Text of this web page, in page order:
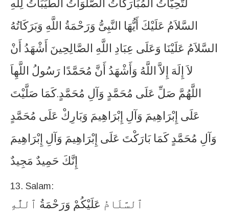
لتَّحِيَّاتُ الْمُبَارَكَاتُ الصَّلَوَاتُ الطَّيِّبَاتُ لِلَّهِ
السَّلاَمُ عَلَيْكَ أَيُّهَا النَّبِىُّ وَرَحْمَةُ اللَّهِ وَبَرَكَاتُهُ
السَّلاَمُ عَلَيْنَا وَعَلَى عِبَادِ اللَّهِ الصَّالِحِينَ أَشْهَدُ أَنْ
لاَ إِلَهَ إِلاَّ اللَّهُ وَأَشْهَدُ أَنَّ مُحَمَّدًا رَسُولُ اللَّهِاَ
اللَّهُمَّ صَلِّ عَلَى مُحَمَّدٍ وَآلِ مُحَمَّدٍ.كَمَا صَلَّيْتَ
عَلَى إِبْرَاهِيمَ وَآلِ إِبْرَاهِيمَ وَبَارِكْ عَلَى مُحَمَّدٍ
وَآلِ مُحَمَّدٍ كَمَا بَارَكْتَ عَلَى إِبْرَاهِيمَ وَآلِ إِبْرَاهِيمَ
إِنَّكَ حَمِيدٌ مَجِيدٌ
13. Salam:
ٱلسَّلَامُ عَلَيْكُمْ وَرَحْمَةُ ٱللَّٰهِ